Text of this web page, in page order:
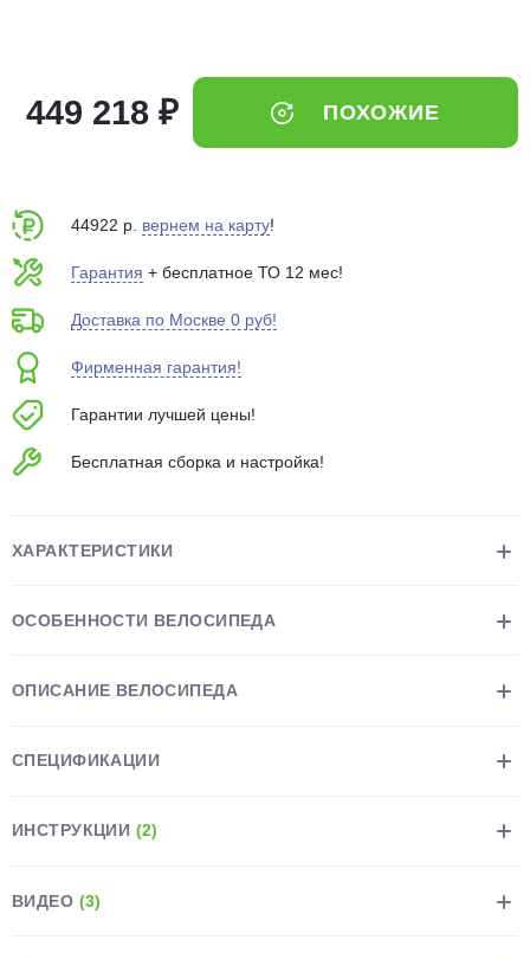
449 218 ₽ ПОХОЖИЕ
44922 р. вернем на карту!
Гарантия + бесплатное ТО 12 мес!
Доставка по Москве 0 руб!
Фирменная гарантия!
Гарантии лучшей цены!
Бесплатная сборка и настройка!
ХАРАКТЕРИСТИКИ
ОСОБЕННОСТИ ВЕЛОСИПЕДА
ОПИСАНИЕ ВЕЛОСИПЕДА
СПЕЦИФИКАЦИИ
ИНСТРУКЦИИ (2)
ВИДЕО (3)
выбранный способом
75% будут
Подробнее
Остались вопросы?